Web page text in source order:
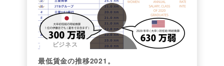
ビジネス
最低賃金の推移2021。